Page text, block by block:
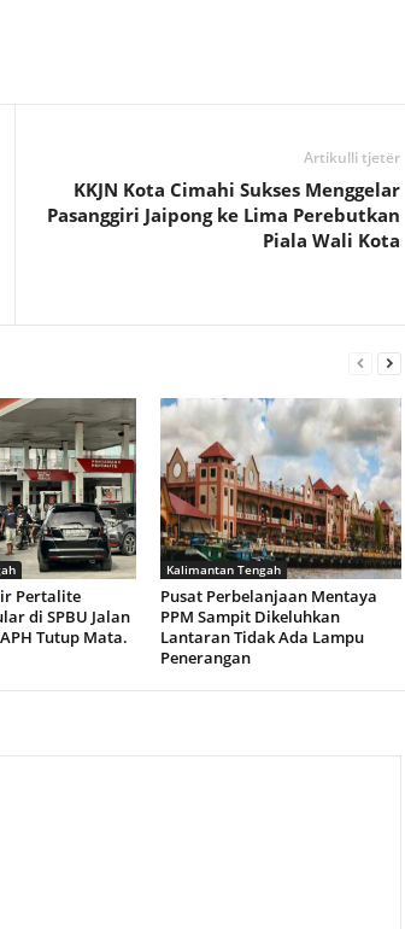
Artikulli tjetër
KKJN Kota Cimahi Sukses Menggelar
Pasanggiri Jaipong ke Lima Perebutkan
Piala Wali Kota
Pertalite
di SPBU Jalan
Tutup Mata.
Kalimantan Tengah
Pusat Perbelanjaan Mentaya
PPM Sampit Dikeluhkan
Lantaran Tidak Ada Lampu
Penerangan